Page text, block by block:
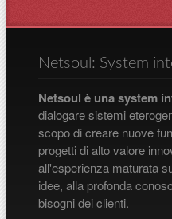
Netsoul: System
Netsoul è una system
dialogare sistemi
scopo di creare nuove
progetti di alto valore
all'esperienza maturata
idee, alla profonda
bisogni dei clienti.